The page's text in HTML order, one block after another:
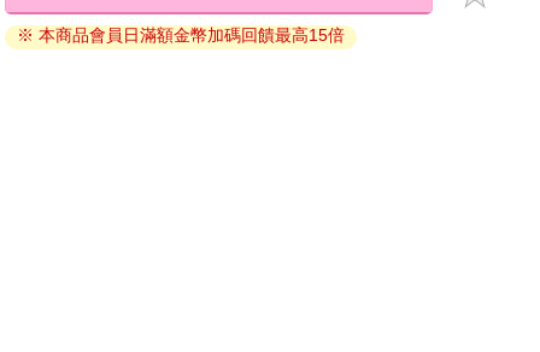
退換貨須知：
因版權保護，您在金石堂所購買的電子書僅能以金石堂專屬
※ 本商品會員日滿額金幣加碼回饋最高15倍